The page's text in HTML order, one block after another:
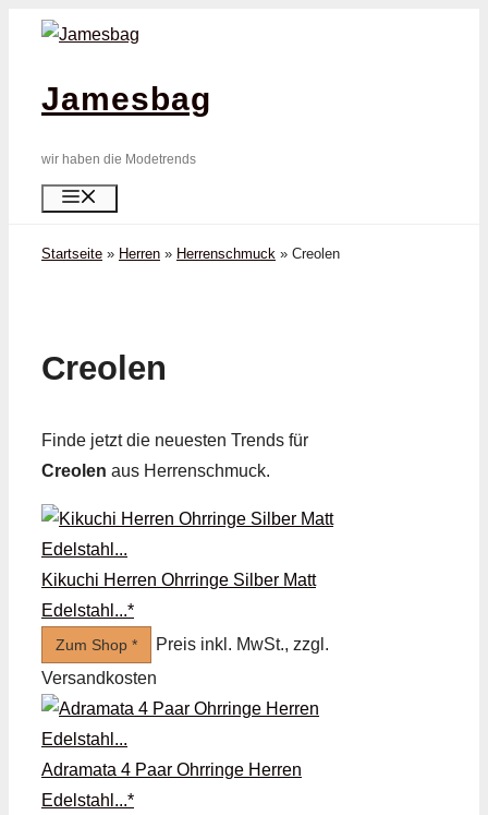
Zum
springenJamesbag
wir haben die Modetrends
Startseite » Herren » Herrenschmuck » Creolen
Creolen
Finde jetzt die neuesten Trends für
Creolen aus Herrenschmuck.
Kikuchi Herren Ohrringe Silber Matt
Edelstahl...*
Zum Shop *
Preis inkl. MwSt., zzgl.
Versandkosten
Adramata 4 Paar Ohrringe Herren
Edelstahl...*